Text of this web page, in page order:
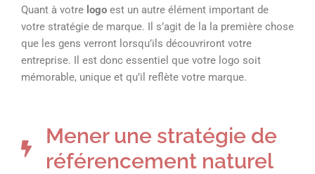
Quant à votre logo est un autre élément important de
votre stratégie de marque. Il s’agit de la la première chose
que les gens verront lorsqu’ils découvriront votre
entreprise. Il est donc essentiel que votre logo soit
mémorable, unique et qu’il reflète votre marque.
Mener une stratégie de
référencement naturel